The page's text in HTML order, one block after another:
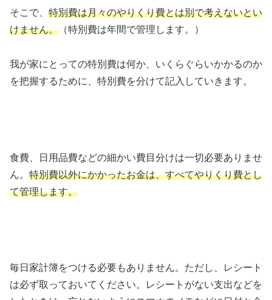
そこで、 特別費は月々のやりくり費とは別で考えないとい
けません。 （特別費は年間で管理します。）
我が家にとっての特別費は何か、いくらぐらいかかるのか
を把握するために、特別費を分けて記入していきます。
食費、日用品費などの細かい費目分けは一切必要ありませ
ん。 特別費以外にかかったお金は、すべてやりくり費とし
て管理します。
毎日家計簿をつける必要もありません。ただし、レシート
は必ず取っておいてください。レシートがない支出などを